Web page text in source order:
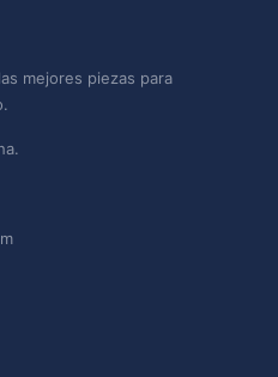
mejores piezas para